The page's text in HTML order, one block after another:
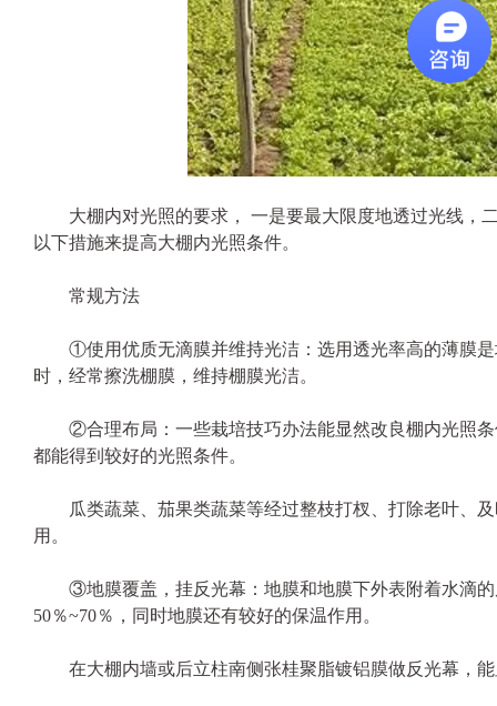
大棚内对光照的要求， 一是要最大限度地透过光线，
以下措施来提高大棚内光照条件。
常规方法
①使用优质无滴膜并维持光洁：选用透光率高的薄膜是
时，经常擦洗棚膜，维持棚膜光洁。
②合理布局：一些栽培技巧办法能显然改良棚内光照条
都能得到较好的光照条件。
瓜类蔬菜、茄果类蔬菜等经过整枝打杈、打除老叶、及
用。
③地膜覆盖，挂反光幕：地膜和地膜下外表附着水滴的
50％~70％，同时地膜还有较好的保温作用。
在大棚内墙或后立柱南侧张桂聚脂镀铝膜做反光幕，能